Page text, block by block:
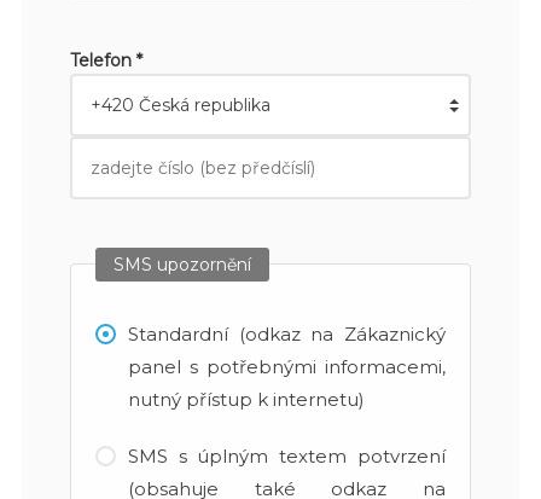
Telefon *
SMS upozornění
Standardní (odkaz na Zákaznický
panel s potřebnými informacemi,
nutný přístup k internetu)
SMS s úplným textem potvrzení
(obsahuje také odkaz na